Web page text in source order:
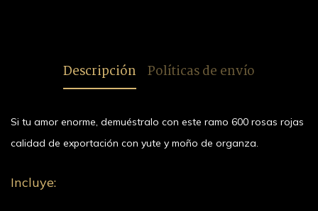
Descripción Políticas de envío
Si tu amor enorme, demuéstralo con este ramo 600 rosas rojas
calidad de exportación con yute y moño de organza.
Incluye: